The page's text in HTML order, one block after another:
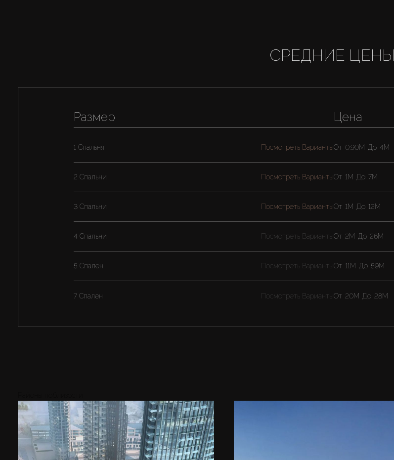
СРЕДНИЕ ЦЕНЫ
Размер
1 Спальня Посмотреть Варианты
2 Спальни Посмотреть Варианты
3 Спальни Посмотреть Варианты
4 Спальни Посмотреть Варианты
5 Спален Посмотреть Варианты
7 Спален Посмотреть Варианты
Цена
От 0.90M До 4M
От 1M До 7M
От 1M До 12M
От 2M До 26M
От 11M До 59M
От 20M До 28M